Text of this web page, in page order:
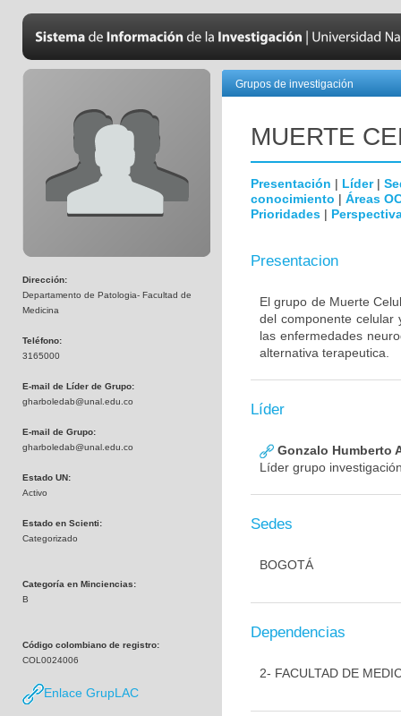
Dirección:
Departamento de Patologia- Facultad de
Medicina
Teléfono:
3165000
E-mail de Líder de Grupo:
gharboledab@unal.edu.co
E-mail de Grupo:
gharboledab@unal.edu.co
Estado UN:
Activo
Estado en Scienti:
Categorizado
Categoría en Minciencias:
B
Código colombiano de registro:
COL0024006
Enlace GrupLAC
Grupos de investigación
MUERTE
Presentación | Líder|
conocimiento | Áreas
Prioridades |
Presentacion
El grupo de Muerte
del componente celular
las enfermedades
alternativa terapeutica.
Líder
Gonzalo Humberto
Líder grupo
Sedes
BOGOTÁ
Dependencias
2- FACULTAD DE